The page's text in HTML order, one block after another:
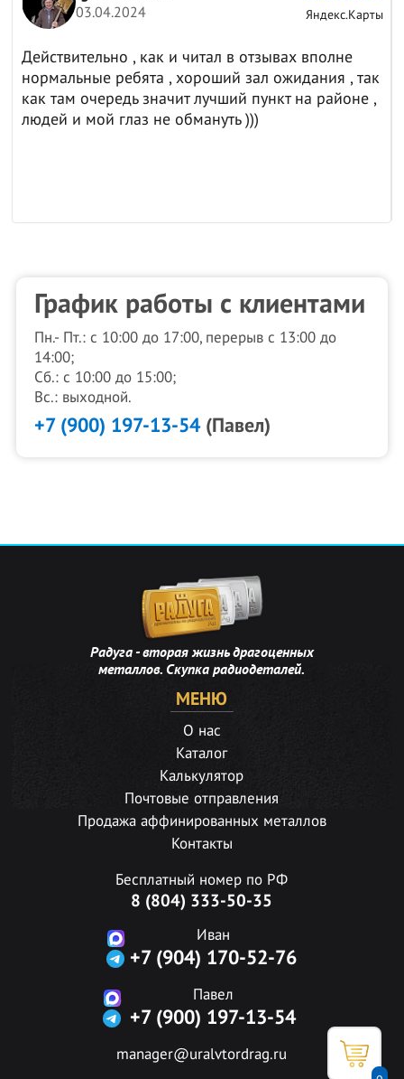
03.04.2024 Яндекс.Карты
Действительно , как и читал в отзывах вполне
нормальные ребята , хороший зал ожидания , так
как там очередь значит лучший пункт на районе ,
людей и мой глаз не обмануть )))
График работы с клиентами
Пн.- Пт.: с 10:00 до 17:00, перерыв с 13:00 до
14:00;
Сб.: с 10:00 до 15:00;
Вс.: выходной.
+7 (900) 197-13-54(Павел)
Радуга - вторая жизнь драгоценных
металлов. Скупка радиодеталей.
МЕНЮ
О нас
Каталог
Калькулятор
Почтовые отправления
Продажа аффинированных металлов
Контакты
Бесплатный номер по РФ
8 (804) 333-50-35
Иван
+7 (904) 170-52-76
Павел
+7 (900) 197-13-54
manager@uralvtordrag.ru